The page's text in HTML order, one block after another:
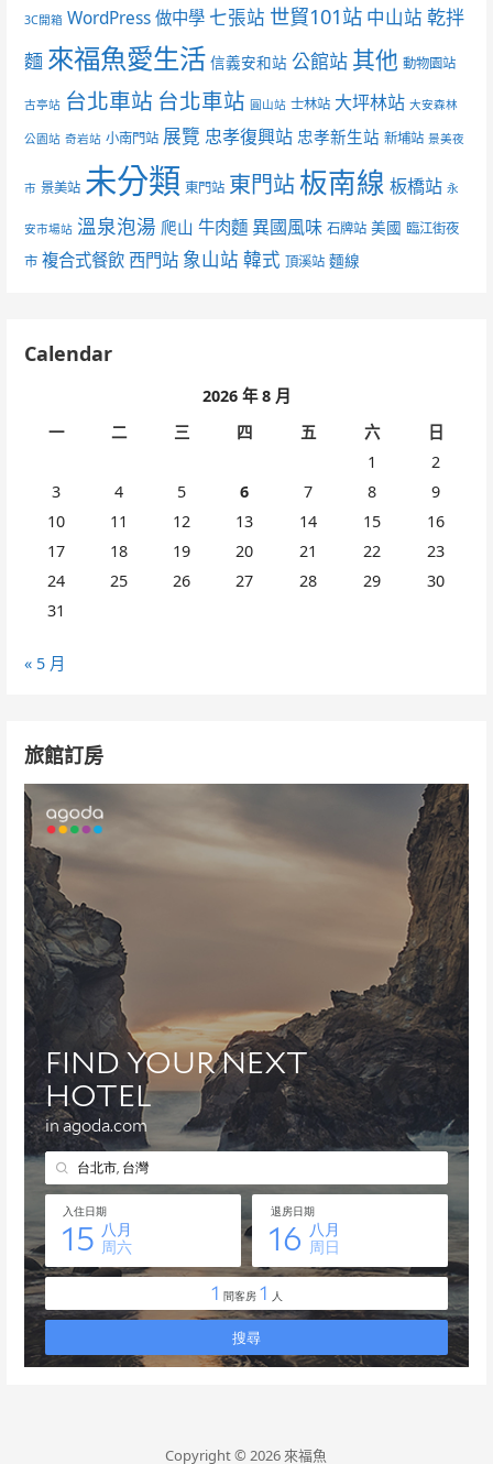
3C開箱 WordPress 做中學 七張站 世貿101站 中山站 乾拌
麵 來福魚愛生活 信義安和站 公館站 其他 動物園站
古亭站 台北車站 台北車站 圓山站 士林站 大坪林站 大安森林
公園站 奇岩站 小南門站 展覽 忠孝復興站 忠孝新生站 新埔站 景美夜
市 景美站 未分類 東門站 東門站板南線 板橋站 永
安市場站 溫泉泡湯 爬山 牛肉麵 異國風味 石牌站 美國 臨江街夜
市 複合式餐飲 西門站 象山站 韓式 頂溪站 麵線
Calendar
2026 年 8 月
一
二 三 四 五 六
日
1
2
3
4 5 6 7 8
9
10
11 12 13 14 15
16
17
18 19 20 21 22
23
24
25 26 27 28 29
30
31
« 5 月
旅館訂房
Copyright © 2026 來福魚